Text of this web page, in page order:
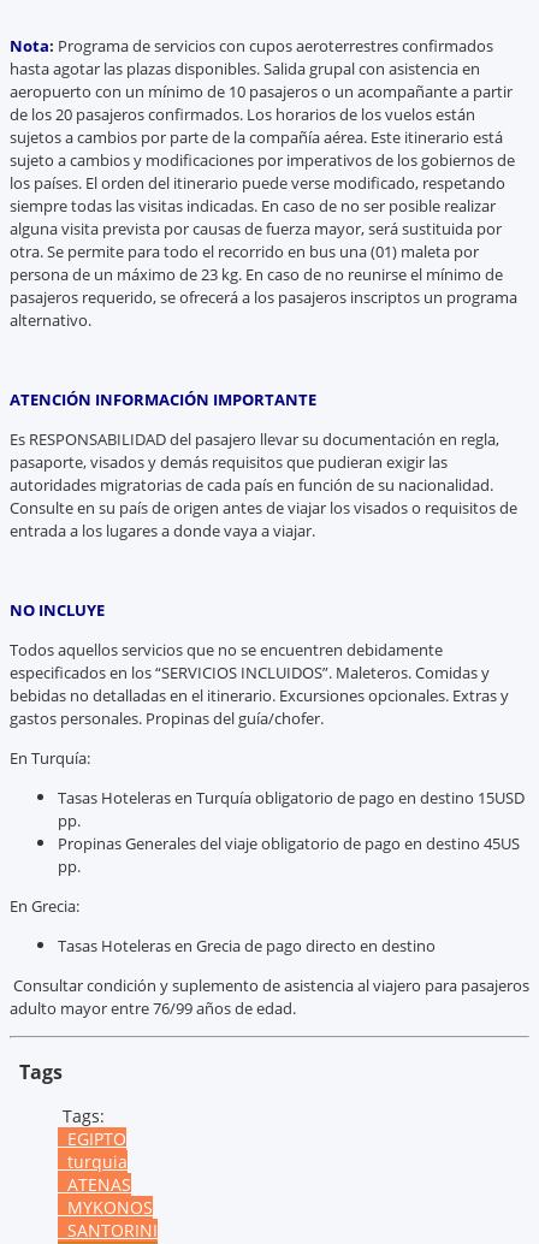
Nota: Programa de servicios con cupos aeroterrestres confirmados
hasta agotar las plazas disponibles. Salida grupal con asistencia en
aeropuerto con un mínimo de 10 pasajeros o un acompañante a partir
de los 20 pasajeros confirmados. Los horarios de los vuelos están
sujetos a cambios por parte de la compañía aérea. Este itinerario está
sujeto a cambios y modificaciones por imperativos de los gobiernos de
los países. El orden del itinerario puede verse modificado, respetando
siempre todas las visitas indicadas. En caso de no ser posible realizar
alguna visita prevista por causas de fuerza mayor, será sustituida por
otra. Se permite para todo el recorrido en bus una (01) maleta por
persona de un máximo de 23 kg. En caso de no reunirse el mínimo de
pasajeros requerido, se ofrecerá a los pasajeros inscriptos un programa
alternativo.
ATENCIÓN INFORMACIÓN IMPORTANTE
Es RESPONSABILIDAD del pasajero llevar su documentación en regla,
pasaporte, visados y demás requisitos que pudieran exigir las
autoridades migratorias de cada país en función de su nacionalidad.
Consulte en su país de origen antes de viajar los visados o requisitos de
entrada a los lugares a donde vaya a viajar.
NO INCLUYE
Todos aquellos servicios que no se encuentren debidamente
especificados en los “SERVICIOS INCLUIDOS”. Maleteros. Comidas y
bebidas no detalladas en el itinerario. Excursiones opcionales. Extras y
gastos personales. Propinas del guía/chofer.
En Turquía:
Tasas Hoteleras en Turquía obligatorio de pago en destino 15USD
pp.
Propinas Generales del viaje obligatorio de pago en destino 45US
pp.
En Grecia:
Tasas Hoteleras en Grecia de pago directo en destino
Consultar condición y suplemento de asistencia al viajero para pasajeros
adulto mayor entre 76/99 años de edad.
Tags
Tags:
EGIPTO
turquia
ATENAS
MYKONOS
SANTORINI